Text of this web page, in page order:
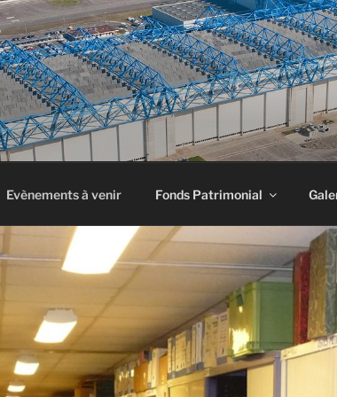
À AIRBUS
Evènements à venir Fonds Patrimonial